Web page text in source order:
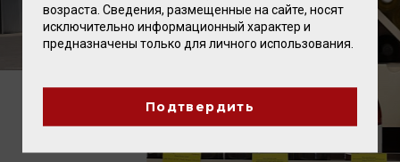
возраста. Сведения, размещенные на сайте, носят
исключительно информационный характер и
предназначены только для личного использования.
Подтвердить